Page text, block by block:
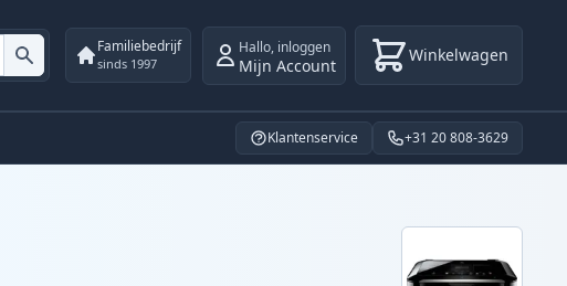
Familiebedrijf
sinds 1997
Hallo, inloggen
Mijn Account Winkelwagen
Klantenservice +31 20 808-3629